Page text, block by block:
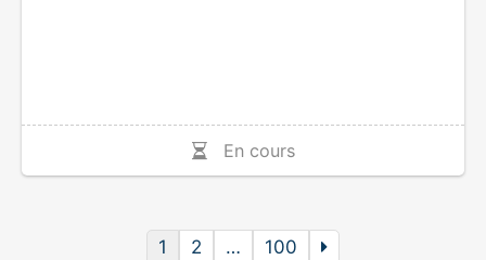
En cours
1 2 … 100